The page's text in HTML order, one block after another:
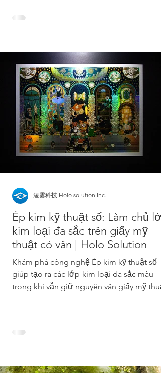
varnish bóng. Bài viết giới thiệu nguyên lý
Cold Foil, cách thiết kế, giới hạn vật liệu và
Ép kim kỹ thuật số: Làm chủ lớp
kim loại đa sắc trên giấy mỹ
thuật có vân | Holo Solution
Khám phá công nghệ Ép kim kỹ thuật số
giúp tạo ra các lớp kim loại đa sắc màu
trong khi vẫn giữ nguyên vân giấy mỹ
phẩm IP từ Holo Solution.
淩雲科技 Holo solution Inc.